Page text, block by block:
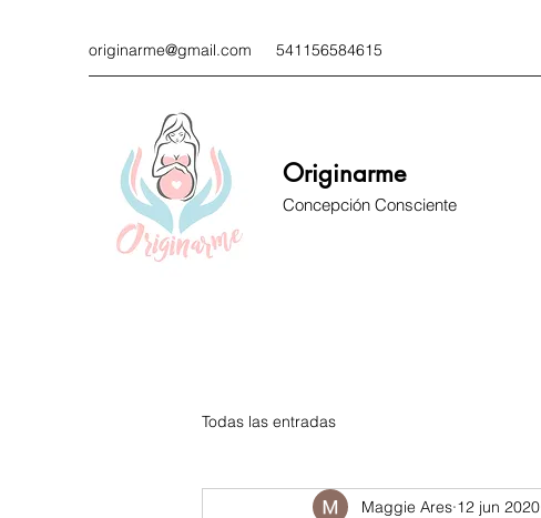
originarme@gmail.com 541156584615
Originarme
Concepción Consciente
Todas las entradas
Maggie Ares 12 jun 2020